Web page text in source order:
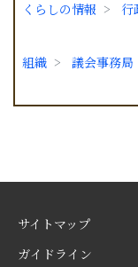
くらしの情報 行
組織 議会事務局
サイトマップ
ガイドライン